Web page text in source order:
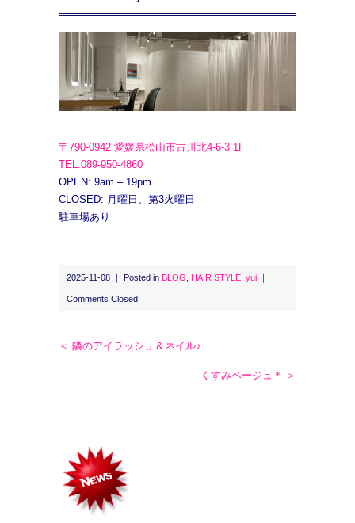
〒790-0942 愛媛県松山市古川北4-6-3 1F
TEL.089-950-4860
OPEN: 9am – 19pm
CLOSED: 月曜日、第3火曜日
駐車場あり
2025-11-08 ｜ Posted in BLOG HAIR STYLE yui
Comments Closed
＜ 隣のアイラッシュ＆ネイル♪
くすみベージュ＊ ＞